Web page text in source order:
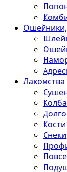
Лакомства
Кости